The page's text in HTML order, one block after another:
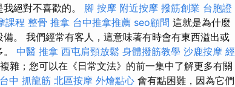
絕對不喜歡的。 腳 按摩 附近按摩 撥筋創業 台胞證
課程 整骨 推拿 台中推拿推薦 seo顧問 這就是為什麼
。 我們經常有客人，這意味著有時會有東西溢出或
中醫 推拿 西屯肩頸放鬆 身體撥筋教學 沙鹿按摩 經
雜；您可以在《日常文法》的前一集中了解更多有關
台中 抓龍筋 北區按摩 外燴點心 會有點困難，因為它們